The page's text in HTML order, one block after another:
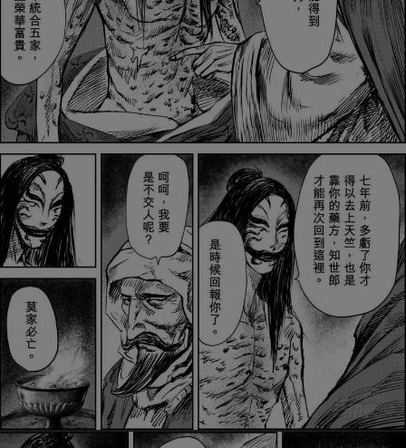
是否前往腾漫App继续阅读